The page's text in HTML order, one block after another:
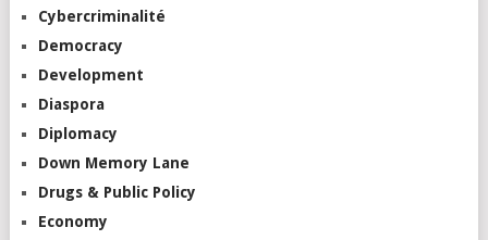
Cybercriminalité
Democracy
Development
Diaspora
Diplomacy
Down Memory Lane
Drugs & Public Policy
Economy